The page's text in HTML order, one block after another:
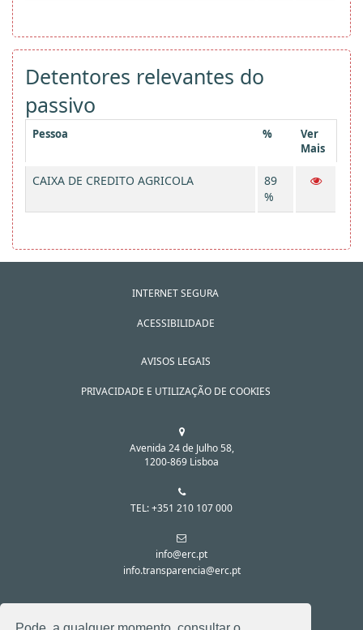
Detentores relevantes do
passivo
Pessoa %
Ver
Mais
CAIXA DE CREDITO AGRICOLA
89
%
INTERNET SEGURA
ACESSIBILIDADE
AVISOS LEGAIS
PRIVACIDADE E UTILIZAÇÃO DE COOKIES
Avenida 24 de Julho 58,
1200-869 Lisboa
TEL: +351 210 107 000
info@erc.pt
info.transparencia@erc.pt